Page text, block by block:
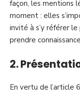
façon, les mentions
moment : elles
invité à s’y référer
prendre
2.
En vertu de l’article